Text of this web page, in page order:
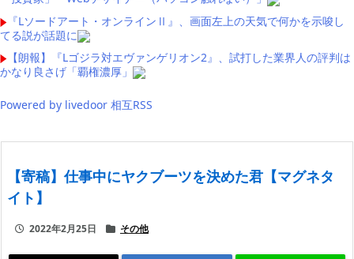
『Lソードアート・オンラインⅡ』、画面左上の天気で何かを示唆し
てる説が話題に
【朗報】『Lゴジラ対エヴァンゲリオン2』、試打した業界人の評判は
かなり良さげ「覇権濃厚」
Powered by livedoor 相互RSS
【寄稿】仕事中にヤクブーツを決めた君【マグネタ
イト】
2022年2月25日 その他